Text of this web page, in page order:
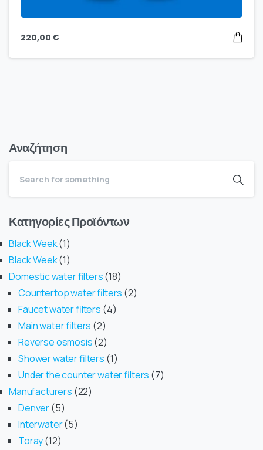
220,00 €
Αναζήτηση
Κατηγορίες Προϊόντων
Black Week 1
Black Week 1
Domestic water filters 18
Countertop water filters 2
Faucet water filters 4
Main water filters 2
Reverse osmosis 2
Shower water filters 1
Under the counter water filters 7
Manufacturers 22
Denver 5
Interwater 5
Toray 12